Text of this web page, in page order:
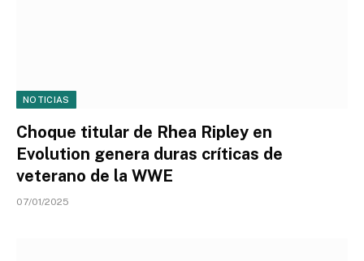
NOTICIAS
Choque titular de Rhea Ripley en
Evolution genera duras críticas de
veterano de la WWE
07/01/2025